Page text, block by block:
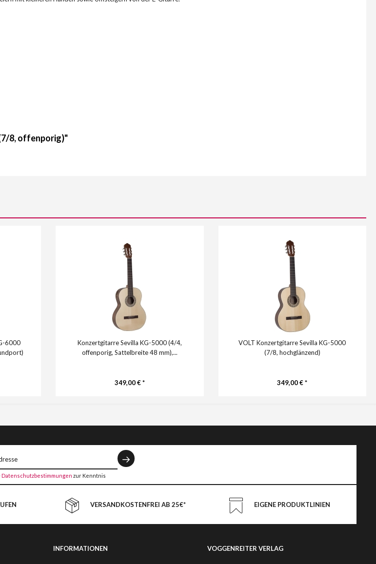
8, offenporig)"
6000
Konzertgitarre Sevilla KG-5000 (4/4,
offenporig, Sattelbreite 48 mm),...
349,00 € *
VOLT Konzertgitarre Sevilla KG-5000
(7/8, hochglänzend)
349,00 € *
Datenschutzbestimmungen zur Kenntnis
VERSANDKOSTENFREI AB 25€* EIGENE PRODUKTLINIEN
INFORMATIONEN VOGGENREITER VERLAG